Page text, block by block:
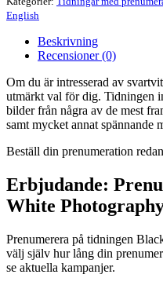
English
Beskrivning
Recensioner (0)
Om du är intresserad av
utmärkt val för dig. Tidningen
bilder från några av de mest
samt mycket annat spännande
Beställ din prenumeration
Erbjudande:
White
Prenumerera på tidningen
välj själv hur lång din
se aktuella kampanjer.